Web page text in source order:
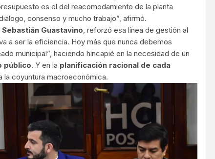
es el del reacomodamiento de la planta
consenso y mucho trabajo”, afirmó.
Guastavino, reforzó esa línea de gestión al
a ser la eficiencia. Hoy más que nunca debemos
municipal”, haciendo hincapié en la necesidad de un
público. Y en la planificación racional de cada
la coyuntura macroeconómica.